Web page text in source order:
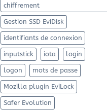
chiffrement
Gestion SSD EviDisk
identifiants de connexion
inputstick iota login
logon mots de passe
Mozilla plugin EviLock
Safer Evolution